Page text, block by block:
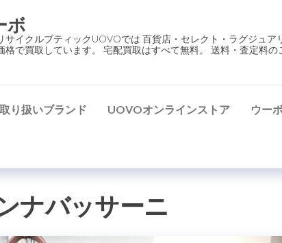
ボ
イクルブティックUOVOでは 百貨店・セレクト・ラグジュア
で買取しています。 宅配買取はすべて無料。 送料・査定料
取り扱いブランド UOVOオンラインストア ウー
ナバッサーニ